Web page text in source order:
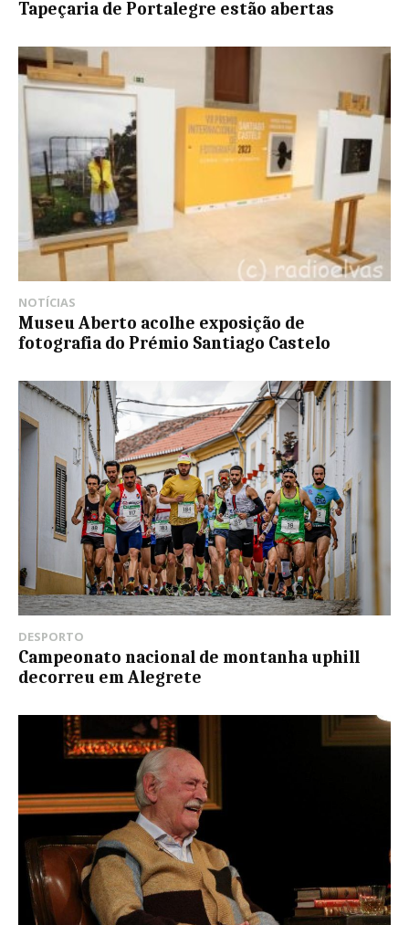
Tapeçaria de Portalegre estão abertas
NOTÍCIAS
Museu Aberto acolhe exposição de
fotografia do Prémio Santiago Castelo
DESPORTO
Campeonato nacional de montanha uphill
decorreu em Alegrete